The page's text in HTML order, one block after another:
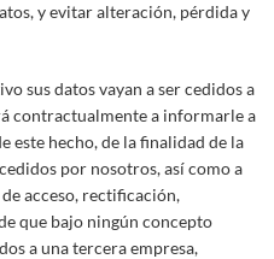
y evitar alteración, pérdida y
sus datos vayan a ser cedidos a
contractualmente a informarle a
este hecho, de la finalidad de la
por nosotros, así como a
acceso, rectificación,
que bajo ningún concepto
a una tercera empresa,